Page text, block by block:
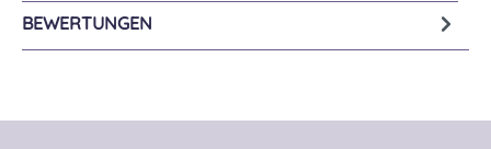
BEWERTUNGEN